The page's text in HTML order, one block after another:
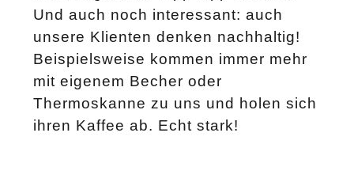
Und auch noch interessant: auch
unsere Klienten denken nachhaltig!
Beispielsweise kommen immer mehr
mit eigenem Becher oder
Thermoskanne zu uns und holen sich
ihren Kaffee ab. Echt stark!